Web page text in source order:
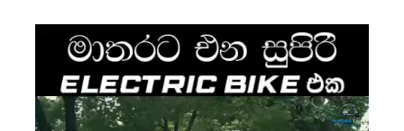
Player